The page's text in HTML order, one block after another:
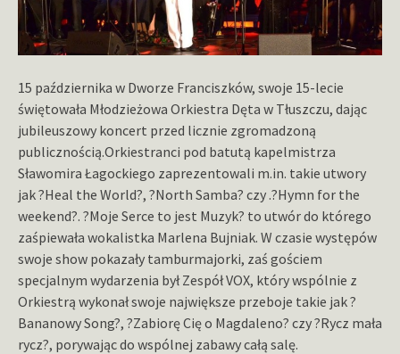
15 października w Dworze Franciszków, swoje 15-lecie
świętowała Młodzieżowa Orkiestra Dęta w Tłuszczu, dając
jubileuszowy koncert przed licznie zgromadzoną
publicznością.Orkiestranci pod batutą kapelmistrza
Sławomira Łagockiego zaprezentowali m.in. takie utwory
jak ?Heal the World?, ?North Samba? czy .?Hymn for the
weekend?. ?Moje Serce to jest Muzyk? to utwór do którego
zaśpiewała wokalistka Marlena Bujniak. W czasie występów
swoje show pokazały tamburmajorki, zaś gościem
specjalnym wydarzenia był Zespół VOX, który wspólnie z
Orkiestrą wykonał swoje największe przeboje takie jak ?
Bananowy Song?, ?Zabiorę Cię o Magdaleno? czy ?Rycz mała
rycz?, porywając do wspólnej zabawy całą salę.